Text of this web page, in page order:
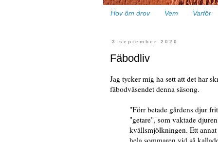
Hov ôm drov Vem Varför
3 september 2020
Fäbodliv
Jag tycker mig ha sett att det har
fäbodväsendet denna säsong.
"Förr betade gårdens djur
"getare", som vaktade
kvällsmjölkningen. Ett annat